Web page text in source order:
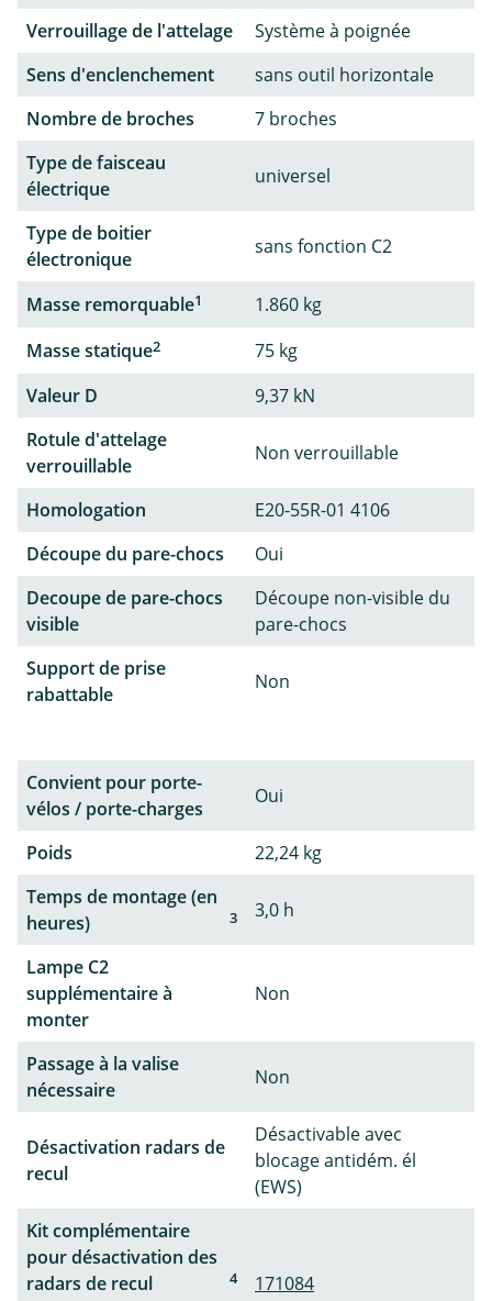
Verrouillage de l'attelage
Système à poignée
Sens d'enclenchement
sans outil horizontale
Nombre de broches
7 broches
Type de faisceau
électrique
universel
Type de boitier
électronique
sans fonction C2
Masse remorquable1
1.860 kg
Masse statique2
75 kg
Valeur D
9,37 kN
Rotule d'attelage
verrouillable
Non verrouillable
Homologation
E20-55R-01 4106
Découpe du pare-chocs
Oui
Decoupe de pare-chocs
visible
Découpe non-visible du
pare-chocs
Support de prise
rabattable
Non
Convient pour porte-
vélos / porte-charges
Oui
Poids
22,24 kg
Temps de montage (en
heures)
3 3,0 h
Lampe C2
supplémentaire à
monter
Non
Passage à la valise
nécessaire
Non
Désactivation radars de
recul
Désactivable avec
blocage antidém. él
(EWS)
Kit complémentaire
pour désactivation des
radars de recul
4 171084